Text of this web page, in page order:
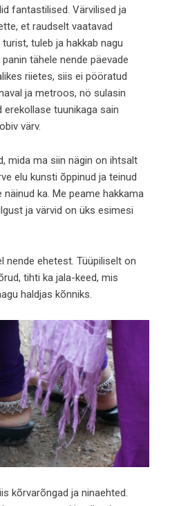
fantastilised. Värvilised ja
et raudselt vaatavad
tuleb ja hakkab nagu
tähele nende päevade
riietes, siis ei pööratud
ja metroos, nö sulasin
tuunikaga sain
värv.
mida ma siin nägin on ihtsalt
elu kunsti õppinud ja teinud
ka. Me peame hakkama
ja värvid on üks esimesi
nende ehetest. Tüüpiliselt on
tihti ka jala-keed, mis
haldjas kõnniks.
kõrvarõngad ja ninaehted.